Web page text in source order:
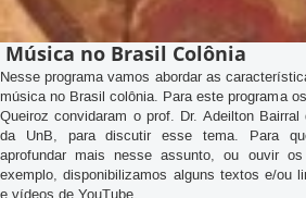
Música no Brasil Colônia
Nesse programa vamos abordar as
música no Brasil colônia. Para este programa
Queiroz convidaram o prof. Dr. Adeilton
da UnB, para discutir esse tema. Para
aprofundar mais nesse assunto, ou ouvir
exemplo, disponibilizamos alguns textos e/ou